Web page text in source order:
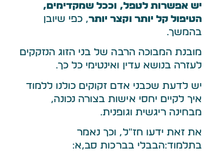
יש אפשרות לטפל, וככל שמקדימים,
הטיפול קל יותר וקצר יותר, כפי שיובן
בהמשך.
מובנת המבוכה הרבה של בני הזוג הנזקקים
לעזרה בנושא עדין ואינטימי כל כך.
יש לדעת שכבני אדם זקוקים כולנו ללמוד
איך לקיים יחסי אישות בצורה נכונה,
מבחינה ריגשית וגופנית.
את זאת ידעו חז"ל, וכך נאמר
בתלמוד:הבבלי בברכות סב,א: